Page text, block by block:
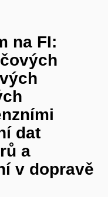
na FI:
dat
a
v dopravě